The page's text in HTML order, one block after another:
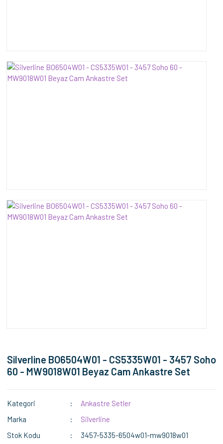
Silverline BO6504W01 - CS5335W01 - 3457 Soho
60 - MW9018W01 Beyaz Cam Ankastre Set
Kategori
Ankastre Setler
Marka
Silverline
Stok Kodu
3457-5335-6504w01-mw9018w01